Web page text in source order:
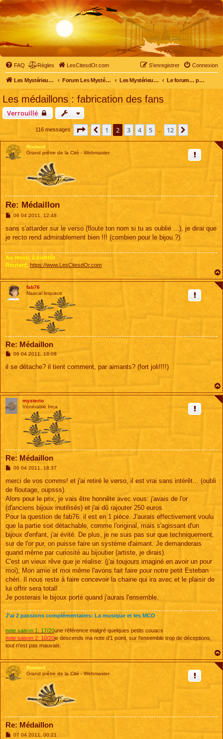
FAQ Règles LesCitesdOr.com Connexion
S’enregistrer
Les Mystérieuses Cités d'Or - LesCitesdOr.com Forum Les Mystérieuses Cités d'Or Les Mystérieuses Cités d'Or Le forum… pour tous
Les médaillons : fabrication des fans
Verrouillé
116 messages Page sur12
Précédente
1 2 3 4 5 12 Suivante
Routard
Grand prêtre de la Cité - Webmaster
Re: Médaillon
M
s
a
06 04 2011, 12:48
sans s'attarder sur le verso (floute ton nom si tu as oublié ...), je dirai que
je recto rend admirablement bien !!! (combien pour le bijou ?)
Au revoir, à bientôt
Routard, https://www.LesCitesdOr.com
fab76
Naacal loquace
Re: Médaillon
M
s
06 04 2011, 18:08
il se détache? il tient comment, par aimants? (fort joli!!!!)
mysterio
Vénérable Inca
Re: Médaillon
M
s
a
g
06 04 2011, 18:37
merci de vos comms! et j'ai retiré le verso, il est vrai sans intérêt... (oubli
de floutage, oupsss).
Alors pour le prix, je vais être honnête avec vous: j'avais de l'or
(d'anciens bijoux inutilisés) et j'ai dû rajouter 250 euros.
Pour la question de fab76: il est en 1 pièce. J'aurais effectivement voulu
que la partie soit détachable, comme l'original, mais s'agissant d'un
bijoux d'enfant, j'ai évité. De plus, je ne suis pas sur que techniquement,
sur de l'or pur, on puisse faire un système d'aimant. Je demanderais
quand même par curiosité au bijoutier (artiste, je dirais).
C'est un vieux rêve que je réalise: (j'ai toujours imaginé en avoir un pour
moi); Mon amie et moi même l'avons fait faire pour notre petit Esteban
chéri. Il nous reste à faire concevoir la chaine qui ira avec et le plaisir de
lui offrir sera total!
Je posterais le bijoux porté quand j'aurais l'ensemble.
J'ai 2 passions complémentaires: La musique et les MCO
note saison 1: 17/20une référence malgré quelques petits couacs
note saison 2: 10/20je descends ma note d'1 point, sur l'ensemble trop de déceptions,
tout n'est pas mauvais.
Routard
Grand prêtre de la Cité - Webmaster
Re: Médaillon
M07 04 2011, 00:21